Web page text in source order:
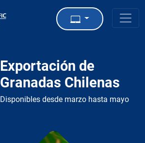
Exportación de
Granadas Chilenas
Disponibles desde marzo hasta mayo